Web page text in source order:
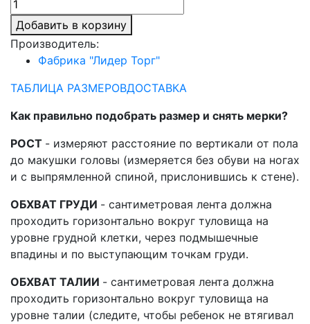
Добавить в корзину
Производитель:
Фабрика "Лидер Торг"
ТАБЛИЦА РАЗМЕРОВДОСТАВКА
Как правильно подобрать размер и снять мерки?
РОСТ - измеряют расстояние по вертикали от пола
до макушки головы (измеряется без обуви на ногах
и с выпрямленной спиной, прислонившись к стене).
ОБХВАТ ГРУДИ - сантиметровая лента должна
проходить горизонтально вокруг туловища на
уровне грудной клетки, через подмышечные
впадины и по выступающим точкам груди.
ОБХВАТ ТАЛИИ - сантиметровая лента должна
проходить горизонтально вокруг туловища на
уровне талии (следите, чтобы ребенок не втягивал